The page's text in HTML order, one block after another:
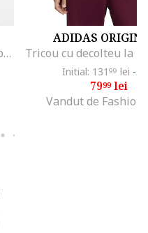
Tricou slim fit cu decolteu la baza gatului, Alb/Negru/Rosu stins
ADIDAS
Initial: 131 99 lei -
7999lei
Vandut de Fashion